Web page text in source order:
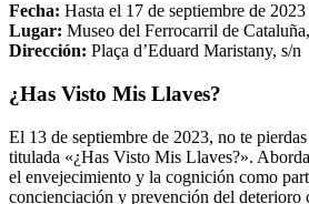
Fecha: Hasta el 17 de septiembre de 2023
Lugar: Museo del Ferrocarril de
Dirección: Plaça d’Eduard Maristany, s/n
¿Has Visto Mis Llaves?
El 13 de septiembre de 2023, no te
titulada «¿Has Visto Mis Llaves?».
el envejecimiento y la cognición como
concienciación y prevención del deterioro